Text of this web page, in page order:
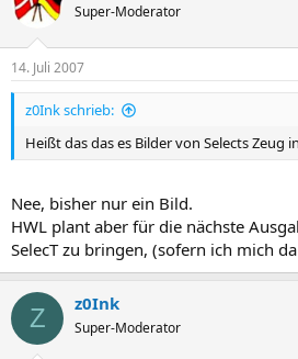
Super-Moderator
14. Juli 2007
z0Ink schrieb:
Heißt das das es Bilder von Selects Zeug
Nee, bisher nur ein Bild.
HWL plant aber für die nächste
SelecT zu bringen, (sofern ich mich
Z z0Ink
Super-Moderator